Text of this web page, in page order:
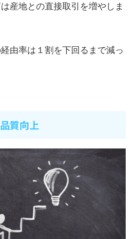
産地との直接取引を増やしま
由率は１割を下回るまで減っ
質向上